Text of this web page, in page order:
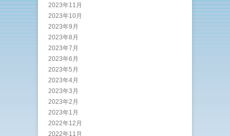
2023年11月
2023年10月
2023年9月
2023年8月
2023年7月
2023年6月
2023年5月
2023年4月
2023年3月
2023年2月
2023年1月
2022年12月
2022年11月